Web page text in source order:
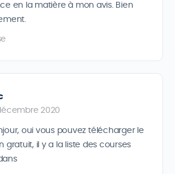
en la matière à mon avis. Bien
2020
oui vous pouvez télécharger le
gratuit, il y a la liste des courses